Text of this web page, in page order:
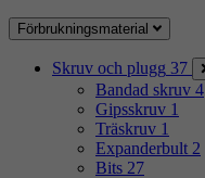
Förbrukningsmaterial
Skruv och plugg 37
Bandad skruv 4
Gipsskruv 1
Träskruv 1
Expanderbult 2
Bits 27